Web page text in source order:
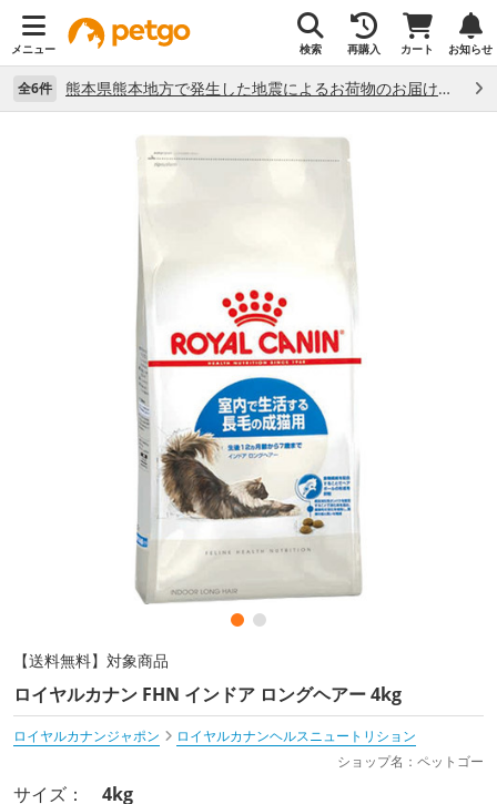
メニュー 検索 再購入 カート お知らせ
全6件 熊本県熊本地方で発生した地震によるお荷物のお届け状況について （7/28）
【送料無料】対象商品
ロイヤルカナン FHN インドア ロングヘアー 4kg
ロイヤルカナンジャポン
ロイヤルカナンヘルスニュートリション
ショップ名：ペットゴー
サイズ： 4kg